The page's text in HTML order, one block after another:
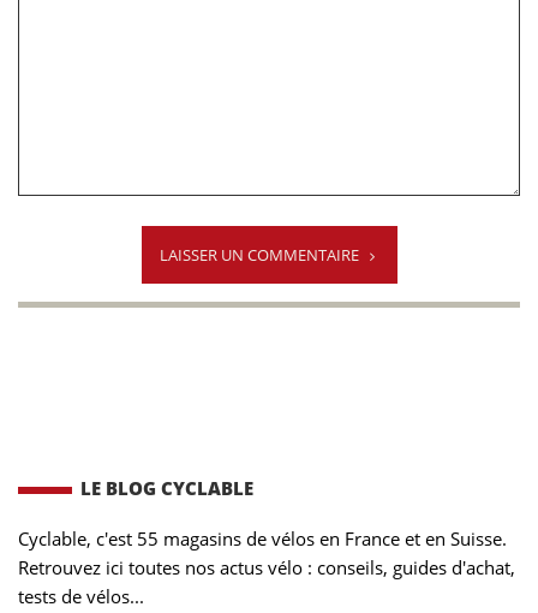
LAISSER UN COMMENTAIRE
LE BLOG CYCLABLE
Cyclable, c'est 55 magasins de vélos en France et en Suisse.
Retrouvez ici toutes nos actus vélo : conseils, guides d'achat,
tests de vélos...